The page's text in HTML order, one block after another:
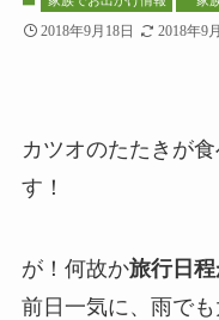
2018年9月18日 2018年9
カツオのたたきが
す！
が！何故か旅行日
前日一気に、雨で